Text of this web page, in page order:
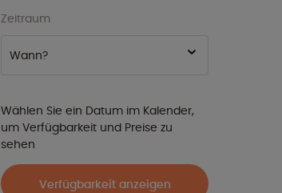
Zeitraum
Wann?
Wählen Sie ein Datum im Kalender,
um Verfügbarkeit und Preise zu
sehen
Verfügbarkeit anzeigen